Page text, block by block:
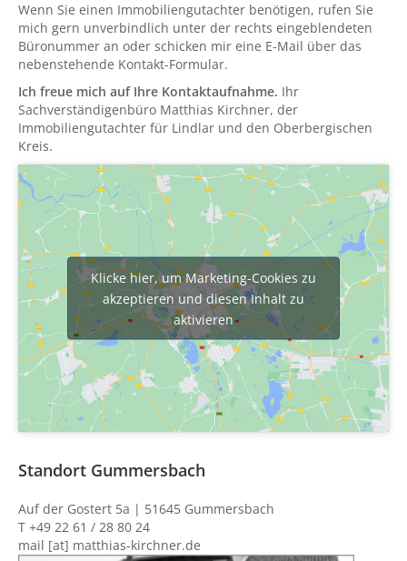
Wenn Sie einen Immobiliengutachter benötigen, rufen Sie
mich gern unverbindlich unter der rechts eingeblendeten
Büronummer an oder schicken mir eine E-Mail über das
nebenstehende Kontakt-Formular.
Ich freue mich auf Ihre Kontaktaufnahme. Ihr
Sachverständigenbüro Matthias Kirchner, der
Immobiliengutachter für Lindlar und den Oberbergischen
Kreis.
Klicke hier, um Marketing-Cookies zu
akzeptieren und diesen Inhalt zu
aktivieren
Standort Gummersbach
Auf der Gostert 5a | 51645 Gummersbach
T +49 22 61 / 28 80 24
mail [at] matthias-kirchner.de